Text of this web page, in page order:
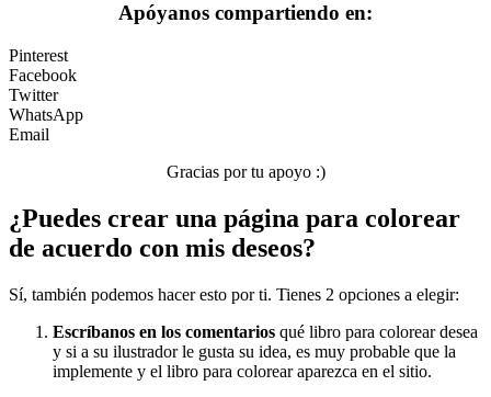
Apóyanos compartiendo en:
Pinterest
Facebook
Twitter
WhatsApp
Email
Gracias por tu apoyo :)
¿Puedes crear una página para colorear
de acuerdo con mis deseos?
Sí, también podemos hacer esto por ti. Tienes 2 opciones a elegir:
Escríbanos en los comentarios qué libro para colorear desea
y si a su ilustrador le gusta su idea, es muy probable que la
implemente y el libro para colorear aparezca en el sitio.